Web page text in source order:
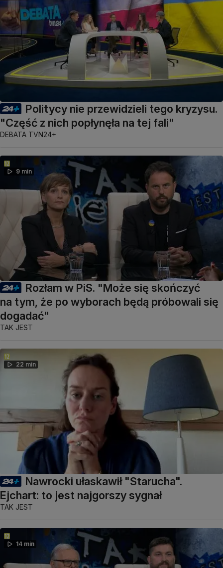
Politycy nie przewidzieli tego kryzysu.
"Część z nich popłynęła na tej fali"
DEBATA TVN24+
9 min
Rozłam w PiS. "Może się skończyć
na tym, że po wyborach będą próbowali się
dogadać"
TAK JEST
22 min
Nawrocki ułaskawił "Starucha".
Ejchart: to jest najgorszy sygnał
TAK JEST
14 min